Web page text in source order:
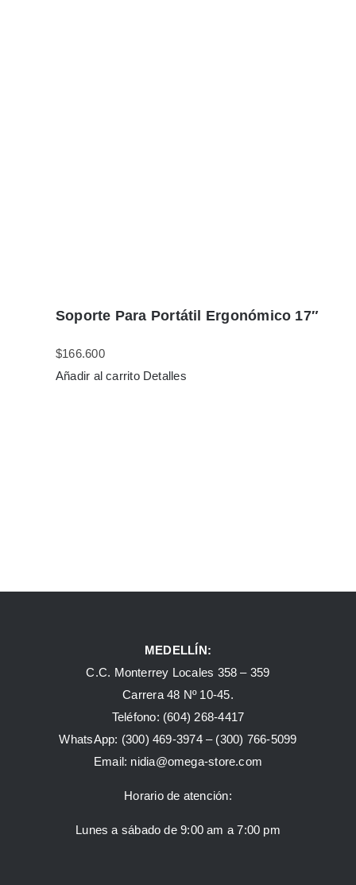
Soporte Para Portátil Ergonómico 17″
$166.600
Añadir al carrito Detalles
MEDELLÍN:
C.C. Monterrey Locales 358 – 359
Carrera 48 Nº 10-45.
Teléfono: (604) 268-4417
WhatsApp: (300) 469-3974 – (300) 766-5099
Email: nidia@omega-store.com
Horario de atención:
Lunes a sábado de 9:00 am a 7:00 pm